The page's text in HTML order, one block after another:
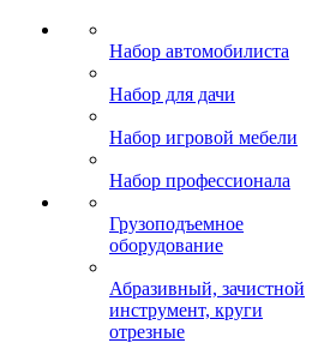
Набор автомобилиста
Набор для дачи
Набор игровой мебели
Набор профессионала
Грузоподъемное
оборудование
Абразивный, зачистной
инструмент, круги
отрезные